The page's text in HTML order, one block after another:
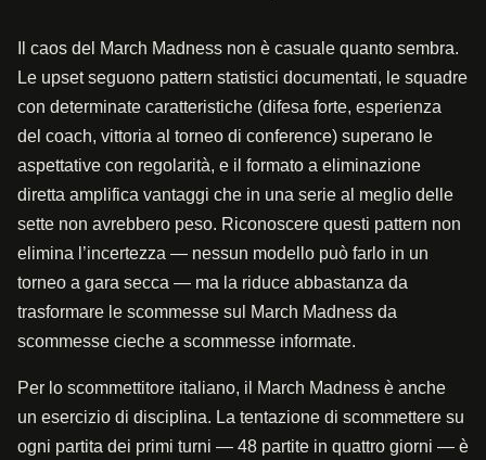
Il caos del March Madness non è casuale quanto sembra.
Le upset seguono pattern statistici documentati, le squadre
con determinate caratteristiche (difesa forte, esperienza
del coach, vittoria al torneo di conference) superano le
aspettative con regolarità, e il formato a eliminazione
diretta amplifica vantaggi che in una serie al meglio delle
sette non avrebbero peso. Riconoscere questi pattern non
elimina l’incertezza — nessun modello può farlo in un
torneo a gara secca — ma la riduce abbastanza da
trasformare le scommesse sul March Madness da
scommesse cieche a scommesse informate.
Per lo scommettitore italiano, il March Madness è anche
un esercizio di disciplina. La tentazione di scommettere su
ogni partita dei primi turni — 48 partite in quattro giorni — è